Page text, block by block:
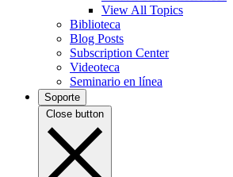
View All Topics
Biblioteca
Blog Posts
Subscription Center
Videoteca
Seminario en línea
Soporte
Close button